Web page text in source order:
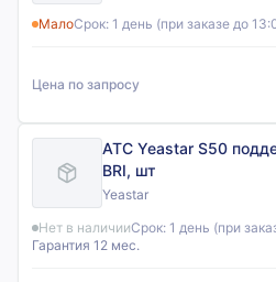
МалоСрок: 1 день (при заказе до
Цена по запросу
АТС Yeastar S50
BRI, шт
Yeastar
Нет в наличииСрок: 1 день (при
Гарантия 12 мес.